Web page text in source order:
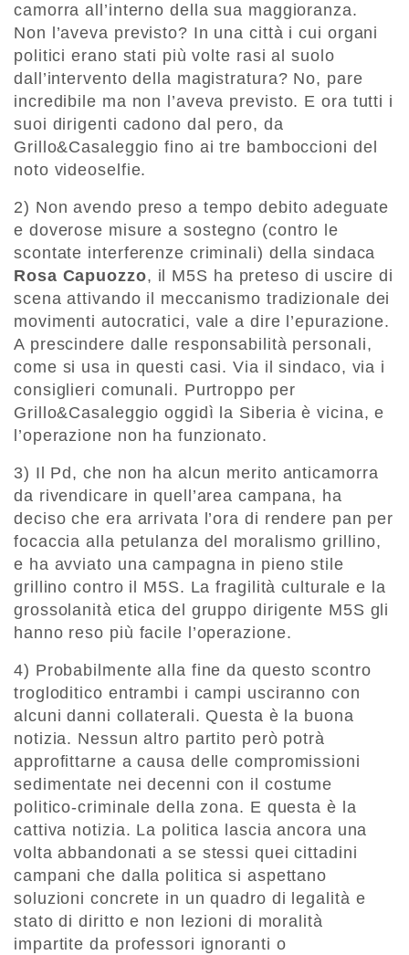
camorra all’interno della sua maggioranza.
Non l’aveva previsto? In una città i cui organi
politici erano stati più volte rasi al suolo
dall’intervento della magistratura? No, pare
incredibile ma non l’aveva previsto. E ora tutti i
suoi dirigenti cadono dal pero, da
Grillo&Casaleggio fino ai tre bamboccioni del
noto videoselfie.
2) Non avendo preso a tempo debito adeguate
e doverose misure a sostegno (contro le
scontate interferenze criminali) della sindaca
Rosa Capuozzo, il M5S ha preteso di uscire di
scena attivando il meccanismo tradizionale dei
movimenti autocratici, vale a dire l’epurazione.
A prescindere dalle responsabilità personali,
come si usa in questi casi. Via il sindaco, via i
consiglieri comunali. Purtroppo per
Grillo&Casaleggio oggidì la Siberia è vicina, e
l’operazione non ha funzionato.
3) Il Pd, che non ha alcun merito anticamorra
da rivendicare in quell’area campana, ha
deciso che era arrivata l’ora di rendere pan per
focaccia alla petulanza del moralismo grillino,
e ha avviato una campagna in pieno stile
grillino contro il M5S. La fragilità culturale e la
grossolanità etica del gruppo dirigente M5S gli
hanno reso più facile l’operazione.
4) Probabilmente alla fine da questo scontro
trogloditico entrambi i campi usciranno con
alcuni danni collaterali. Questa è la buona
notizia. Nessun altro partito però potrà
approfittarne a causa delle compromissioni
sedimentate nei decenni con il costume
politico-criminale della zona. E questa è la
cattiva notizia. La politica lascia ancora una
volta abbandonati a se stessi quei cittadini
campani che dalla politica si aspettano
soluzioni concrete in un quadro di legalità e
stato di diritto e non lezioni di moralità
impartite da professori ignoranti o